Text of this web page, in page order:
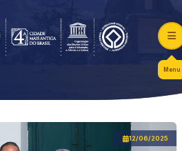
Menu
12/06/2025